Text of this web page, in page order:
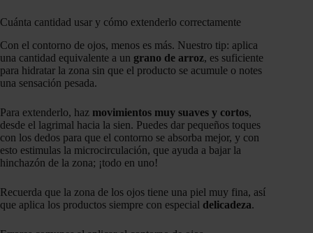
Cuánta cantidad usar y cómo extenderlo correctamente
Con el contorno de ojos, menos es más. Nuestro tip: aplica
una cantidad equivalente a un grano de arroz, es suficiente
para hidratar la zona sin que el producto se acumule o notes
una sensación pesada.
Para extenderlo, haz movimientos muy suaves y cortos,
desde el lagrimal hacia la sien. Puedes dar pequeños toques
con los dedos para que el contorno se absorba mejor, y con
esto estimulas la microcirculación, que ayuda a bajar la
hinchazón de la zona; ¡todo en uno!
Recuerda que la zona de los ojos tiene una piel muy fina, así
que aplica los productos siempre con especial delicadeza.